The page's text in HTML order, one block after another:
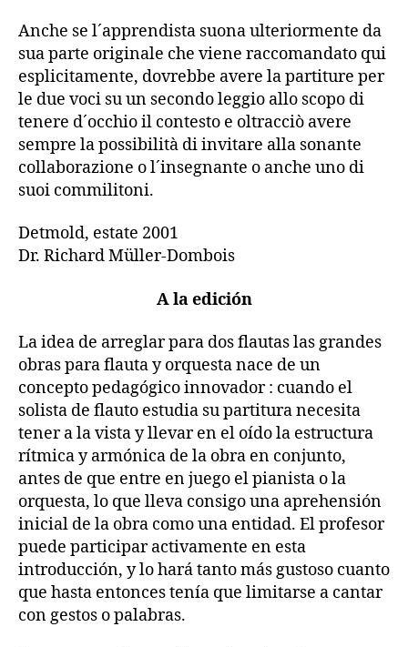
Anche se l´apprendista suona ulteriormente da
sua parte originale che viene raccomandato qui
esplicitamente, dovrebbe avere la partiture per
le due voci su un secondo leggio allo scopo di
tenere d´occhio il contesto e oltracciò avere
sempre la possibilità di invitare alla sonante
collaborazione o l´insegnante o anche uno di
suoi commilitoni.
Detmold, estate 2001
Dr. Richard Müller-Dombois
A la edición
La idea de arreglar para dos flautas las grandes
obras para flauta y orquesta nace de un
concepto pedagógico innovador : cuando el
solista de flauto estudia su partitura necesita
tener a la vista y llevar en el oído la estructura
rítmica y armónica de la obra en conjunto,
antes de que entre en juego el pianista o la
orquesta, lo que lleva consigo una aprehensión
inicial de la obra como una entidad. El profesor
puede participar activamente en esta
introducción, y lo hará tanto más gustoso cuanto
que hasta entonces tenía que limitarse a cantar
con gestos o palabras.